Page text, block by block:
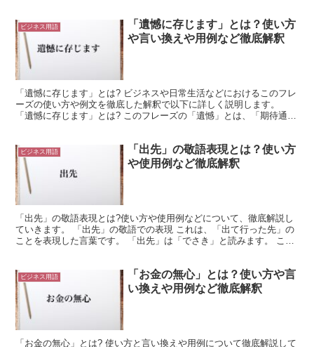
ビジネス用語
「遺憾に存じます」とは？使い方
や言い換えや用例など徹底解釈
「遺憾に存じます」とは? ビジネスや日常生活などにおけるこのフレ
ーズの使い方や例文を徹底した解釈で以下に詳しく説明します。
「遺憾に存じます」とは? このフレーズの「遺憾」とは、「期待通り
ビジネス用語
「出先」の敬語表現とは？使い方
や使用例など徹底解釈
「出先」の敬語表現とは?使い方や使用例などについて、徹底解説し
ていきます。 「出先」の敬語での表現 これは、「出て行った先」の
ことを表現した言葉です。 「出先」は「でさき」と読みます。 これ
ビジネス用語
「お金の無心」とは？使い方や言
い換えや用例など徹底解釈
「お金の無心」とは? 使い方と言い換えや用例について徹底解説して